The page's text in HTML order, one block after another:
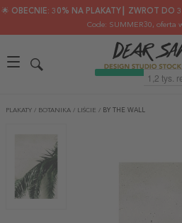
🌟 OBECNIE: 30% NA PLAKATY┃ ZWROT DO
Code: SUMMER30, oferta
PLAKATY / BOTANIKA / LIŚCIE / BY THE WALL